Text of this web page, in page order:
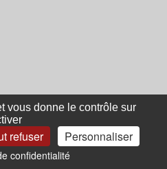
vous donne le contrôle sur
refuser Personnaliser
confidentialité